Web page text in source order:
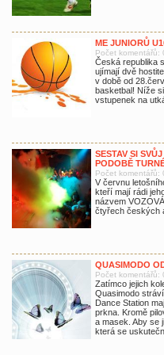
ME JUNIORŮ
Počet komentářů:
Česká republika
ujímají dvě
v době od
basketbal! Níže
vstupenek na
SESTAV SI
PODOBĚ
Počet komentářů:
V červnu
kteří mají rádi
názvem
čtyřech českých
QUASIMODO
Počet komentářů:
Zatímco jejich
Quasimodo
Dance Station
prkna. Kromě
a masek. Aby se
která se